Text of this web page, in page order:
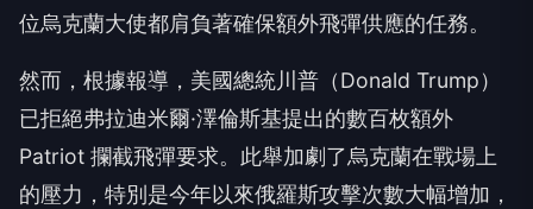
位烏克蘭大使都肩負著確保額外飛彈供應的任務。
然而，根據報導，美國總統川普（Donald Trump）
已拒絕弗拉迪米爾·澤倫斯基提出的數百枚額外
Patriot 攔截飛彈要求。此舉加劇了烏克蘭在戰場上
的壓力，特別是今年以來俄羅斯攻擊次數大幅增加，